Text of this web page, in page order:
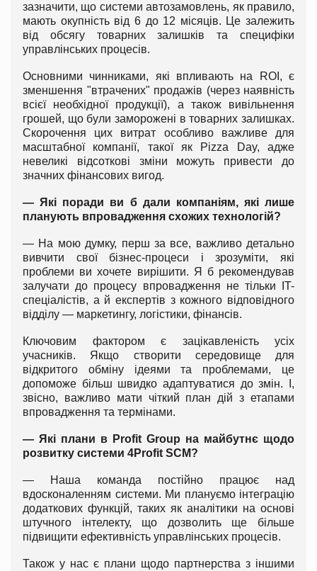
зазначити, що системи автозамовлень, як правило,
мають окупність від 6 до 12 місяців. Це залежить
від обсягу товарних залишків та специфіки
управлінських процесів.
Основними чинниками, які впливають на ROI, є
зменшення "втрачених" продажів (через наявність
всієї необхідної продукції), а також вивільнення
грошей, що були заморожені в товарних залишках.
Скорочення цих витрат особливо важливе для
масштабної компанії, такої як Pizza Day, адже
невеликі відсоткові зміни можуть привести до
значних фінансових вигод.
— Які поради ви б дали компаніям, які лише
планують впровадження схожих технологій?
— На мою думку, перш за все, важливо детально
вивчити свої бізнес-процеси і зрозуміти, які
проблеми ви хочете вирішити. Я б рекомендував
залучати до процесу впровадження не тільки IT-
спеціалістів, а й експертів з кожного відповідного
відділу — маркетингу, логістики, фінансів.
Ключовим фактором є зацікавленість усіх
учасників. Якщо створити середовище для
відкритого обміну ідеями та проблемами, це
допоможе більш швидко адаптуватися до змін. І,
звісно, важливо мати чіткий план дій з етапами
впровадження та термінами.
— Які плани в Profit Group на майбутнє щодо
розвитку системи 4Profit SCM?
— Наша команда постійно працює над
вдосконаленням системи. Ми плануємо інтеграцію
додаткових функцій, таких як аналітики на основі
штучного інтелекту, що дозволить ще більше
підвищити ефективність управлінських процесів.
Також у нас є плани щодо партнерства з іншими